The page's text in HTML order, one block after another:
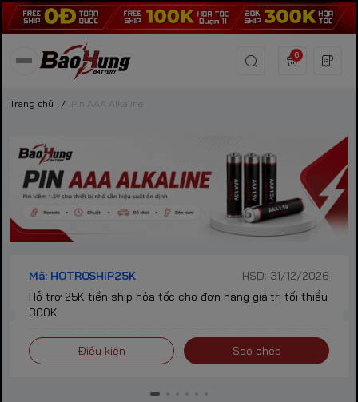
0
Trang chủ / Pin AAA Alkaline
Mã: HOTROSHIP25K
HSD: 31/12/2026
Hỗ trợ 25K tiền ship hỏa tốc cho đơn hàng giá trị tối thiểu
300K
Điều kiện Sao chép